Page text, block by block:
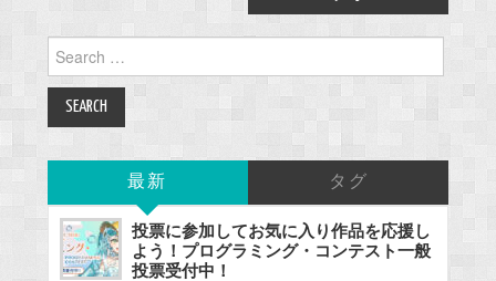
for:
最新 タグ
投票に参加してお気に入り作品を応援し
よう！プログラミング・コンテスト一般
投票受付中！